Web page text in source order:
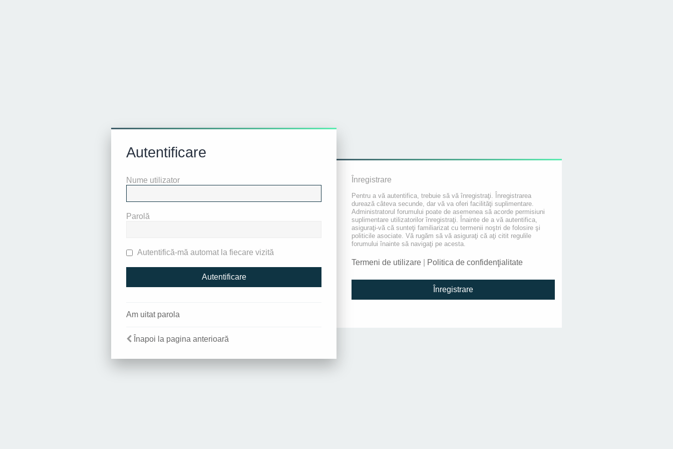
Autentificare
Nume utilizator
Parolă
Autentifică-mă automat la fiecare vizită
Am uitat parola
Înapoi la pagina anterioară
Înregistrare
Pentru a vă autentifica, trebuie să vă înregistraţi. Înregistrarea
durează câteva secunde, dar vă va oferi facilităţi suplimentare.
Administratorul forumului poate de asemenea să acorde permisiuni
suplimentare utilizatorilor înregistraţi. Înainte de a vă autentifica,
asiguraţi-vă că sunteţi familiarizat cu termenii noştri de folosire şi
politicile asociate. Vă rugăm să vă asiguraţi că aţi citit regulile
forumului înainte să navigaţi pe acesta.
Termeni de utilizare Politica de confidenţialitate
Înregistrare